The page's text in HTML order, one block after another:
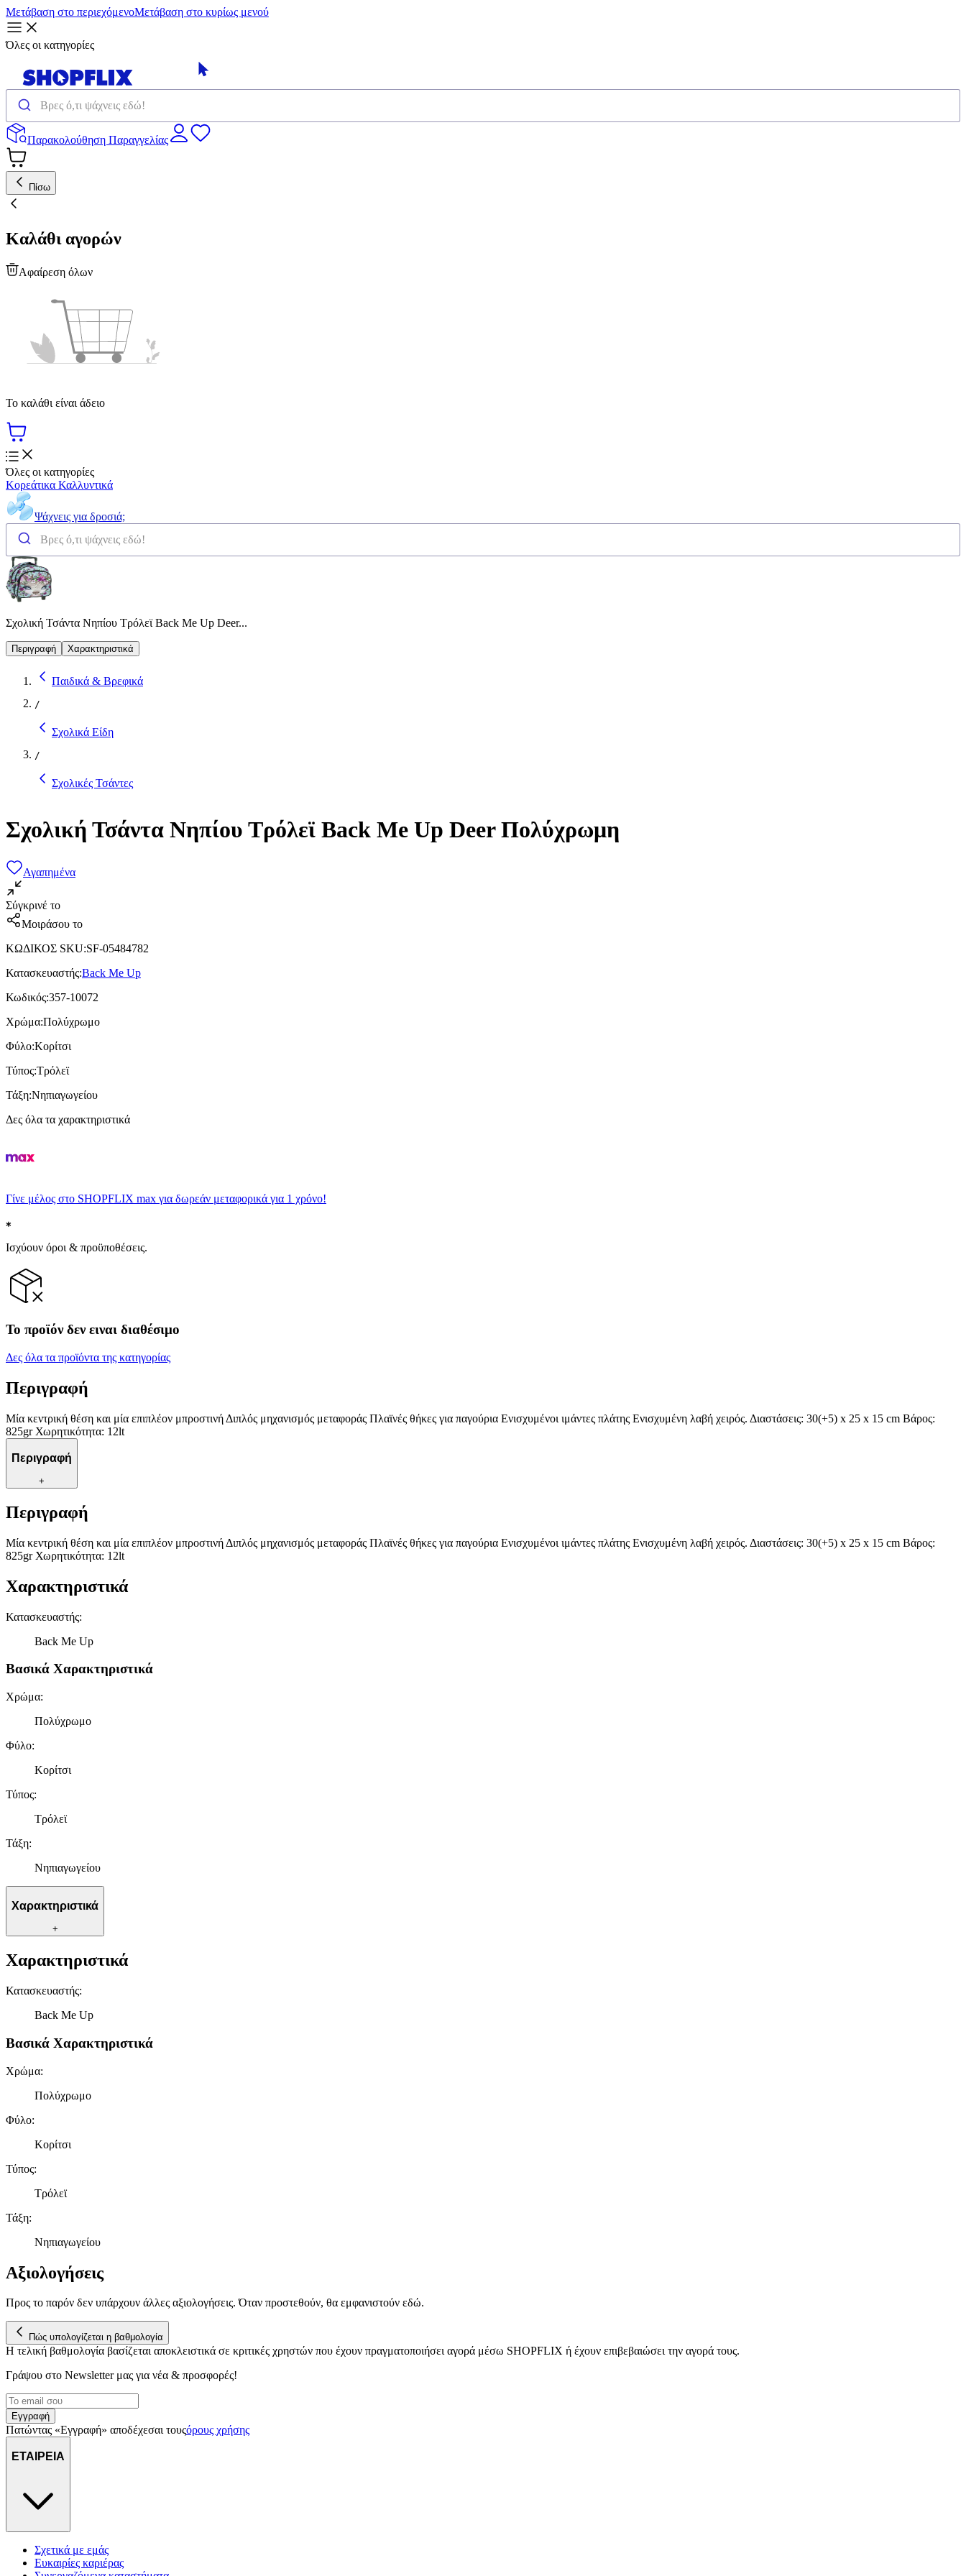
Μετάβαση στο περιεχόμενοΜετάβαση στο κυρίως μενού
Όλες οι κατηγορίες
Παρακολούθηση Παραγγελίας
Πίσω
Καλάθι αγορών
Αφαίρεση όλων
Το καλάθι είναι άδειο
Όλες οι κατηγορίες
Κορεάτικα Καλλυντικά
Ψάχνεις για δροσιά;
Σχολική Τσάντα Νηπίου Τρόλεϊ Back Me Up Deer...
Περιγραφή Χαρακτηριστικά
Παιδικά & Βρεφικά
/
Σχολικά Είδη
/
Σχολικές Τσάντες
Σχολική Τσάντα Νηπίου Τρόλεϊ Back Me Up Deer Πολύχρωμη
Αγαπημένα
Σύγκρινέ το
Μοιράσου το
ΚΩΔΙΚΟΣ SKU:SF-05484782
Κατασκευαστής:Back Me Up
Κωδικός:357-10072
Χρώμα:Πολύχρωμο
Φύλο:Κορίτσι
Τύπος:Τρόλεϊ
Τάξη:Νηπιαγωγείου
Δες όλα τα χαρακτηριστικά
Γίνε μέλος στο SHOPFLIX max για δωρεάν μεταφορικά για 1 χρόνο!
Ισχύουν όροι & προϋποθέσεις.
Το προϊόν δεν ειναι διαθέσιμο
Δες όλα τα προϊόντα της κατηγορίας
Περιγραφή
Μία κεντρική θέση και μία επιπλέον μπροστινή Διπλός μηχανισμός μεταφοράς Πλαϊνές θήκες για παγούρια Ενισχυμένοι ιμάντες πλάτης Ενισχυμένη λαβή χειρός. Διαστάσεις: 30(+5) x 25 x 15 cm Βάρος:
825gr Χωρητικότητα: 12lt
Περιγραφή
+
Περιγραφή
Μία κεντρική θέση και μία επιπλέον μπροστινή Διπλός μηχανισμός μεταφοράς Πλαϊνές θήκες για παγούρια Ενισχυμένοι ιμάντες πλάτης Ενισχυμένη λαβή χειρός. Διαστάσεις: 30(+5) x 25 x 15 cm Βάρος:
825gr Χωρητικότητα: 12lt
Χαρακτηριστικά
Κατασκευαστής:
Back Me Up
Βασικά Χαρακτηριστικά
Χρώμα:
Πολύχρωμο
Φύλο:
Κορίτσι
Τύπος:
Τρόλεϊ
Τάξη:
Νηπιαγωγείου
Χαρακτηριστικά
+
Χαρακτηριστικά
Κατασκευαστής:
Back Me Up
Βασικά Χαρακτηριστικά
Χρώμα:
Πολύχρωμο
Φύλο:
Κορίτσι
Τύπος:
Τρόλεϊ
Τάξη:
Νηπιαγωγείου
Αξιολογήσεις
Προς το παρόν δεν υπάρχουν άλλες αξιολογήσεις. Όταν προστεθούν, θα εμφανιστούν εδώ.
Πώς υπολογίζεται η βαθμολογία
Η τελική βαθμολογία βασίζεται αποκλειστικά σε κριτικές χρηστών που έχουν πραγματοποιήσει αγορά μέσω SHOPFLIX ή έχουν επιβεβαιώσει την αγορά τους.
Γράψου στο Νewsletter μας για νέα & προσφορές!
Εγγραφή
Πατώντας «Εγγραφή» αποδέχεσαι τουςόρους χρήσης
ΕΤΑΙΡΕΙΑ
Σχετικά με εμάς
Ευκαιρίες καριέρας